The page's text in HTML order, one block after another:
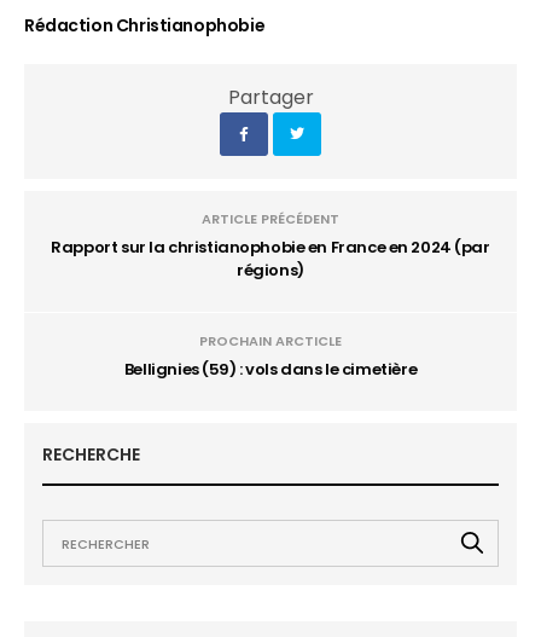
Rédaction Christianophobie
Partager
ARTICLE PRÉCÉDENT
Rapport sur la christianophobie en France en 2024 (par
régions)
PROCHAIN ARCTICLE
Bellignies (59) : vols dans le cimetière
RECHERCHE